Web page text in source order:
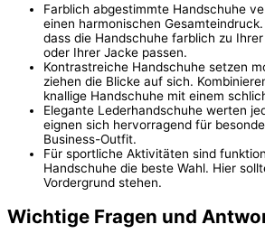
Farblich abgestimmte Handschuhe
einen harmonischen
dass die Handschuhe farblich zu
oder Ihrer Jacke passen.
Kontrastreiche Handschuhe setzen
ziehen die Blicke auf sich.
knallige Handschuhe mit einem
Elegante Lederhandschuhe werten
eignen sich hervorragend für
Business-Outfit.
Für sportliche Aktivitäten sind
Handschuhe die beste Wahl. Hier
Vordergrund stehen.
Wichtige Fragen und